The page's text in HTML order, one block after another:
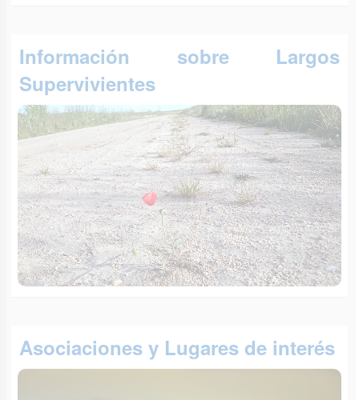
Información sobre Largos
Supervivientes
Asociaciones y Lugares de interés